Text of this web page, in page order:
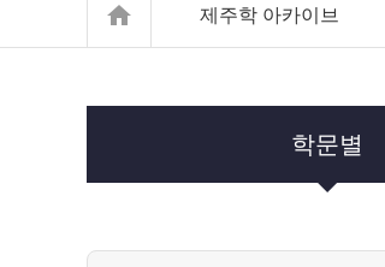
home 제주학 아카이브
학문별